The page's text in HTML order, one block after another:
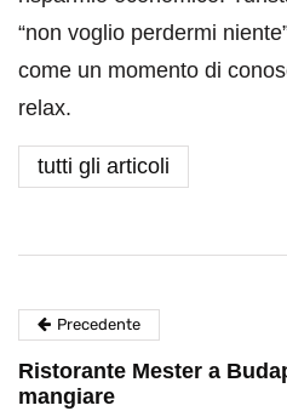
“non voglio perdermi
come un momento di
relax.
tutti gli articoli
Precedente
Ristorante Mester a
mangiare